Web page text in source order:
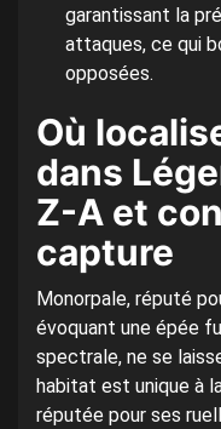
garantissant la
attaques, ce qui
opposées.
Où
dans
Z-A et
capture
Monorpale, réputé
évoquant une épée
spectrale, ne se
habitat est unique à
réputée pour ses